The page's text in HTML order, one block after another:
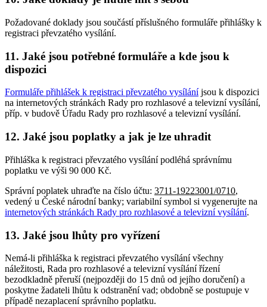
Požadované doklady jsou součástí příslušného formuláře přihlášky k
registraci převzatého vysílání.
11. Jaké jsou potřebné formuláře a kde jsou k
dispozici
Formuláře přihlášek k registraci převzatého vysíláníjsou k dispozici
na internetových stránkách Rady pro rozhlasové a televizní vysílání,
příp. v budově Úřadu Rady pro rozhlasové a televizní vysílání.
12. Jaké jsou poplatky a jak je lze uhradit
Přihláška k registraci převzatého vysílání podléhá správnímu
poplatku ve výši 90 000 Kč.
Správní poplatek uhraďte na číslo účtu: 3711-19223001/0710,
vedený u České národní banky; variabilní symbol si vygenerujte na
internetových stránkách Rady pro rozhlasové a televizní vysílání.
13. Jaké jsou lhůty pro vyřízení
Nemá-li přihláška k registraci převzatého vysílání všechny
náležitosti, Rada pro rozhlasové a televizní vysílání řízení
bezodkladně přeruší (nejpozději do 15 dnů od jejího doručení) a
poskytne žadateli lhůtu k odstranění vad; obdobně se postupuje v
případě nezaplacení správního poplatku.